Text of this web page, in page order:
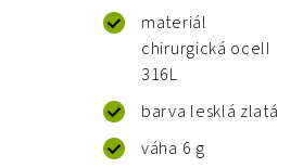
materiál
chirurgická ocelI
316L
barva lesklá zlatá
váha 6 g